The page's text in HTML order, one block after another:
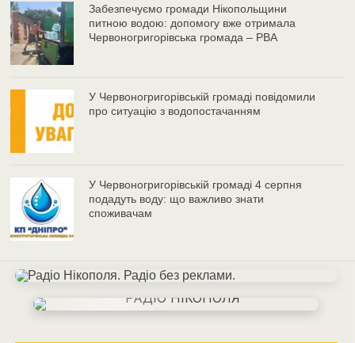
Забезпечуємо громади Нікопольщини
питною водою: допомогу вже отримала
Червоногригорівська громада – РВА
У Червоногригорівській громаді повідомили
про ситуацію з водопостачанням
У Червоногригорівській громаді 4 серпня
подадуть воду: що важливо знати
споживачам